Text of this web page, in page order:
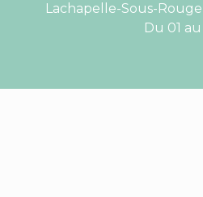
Lachapelle-Sous-
Du 01